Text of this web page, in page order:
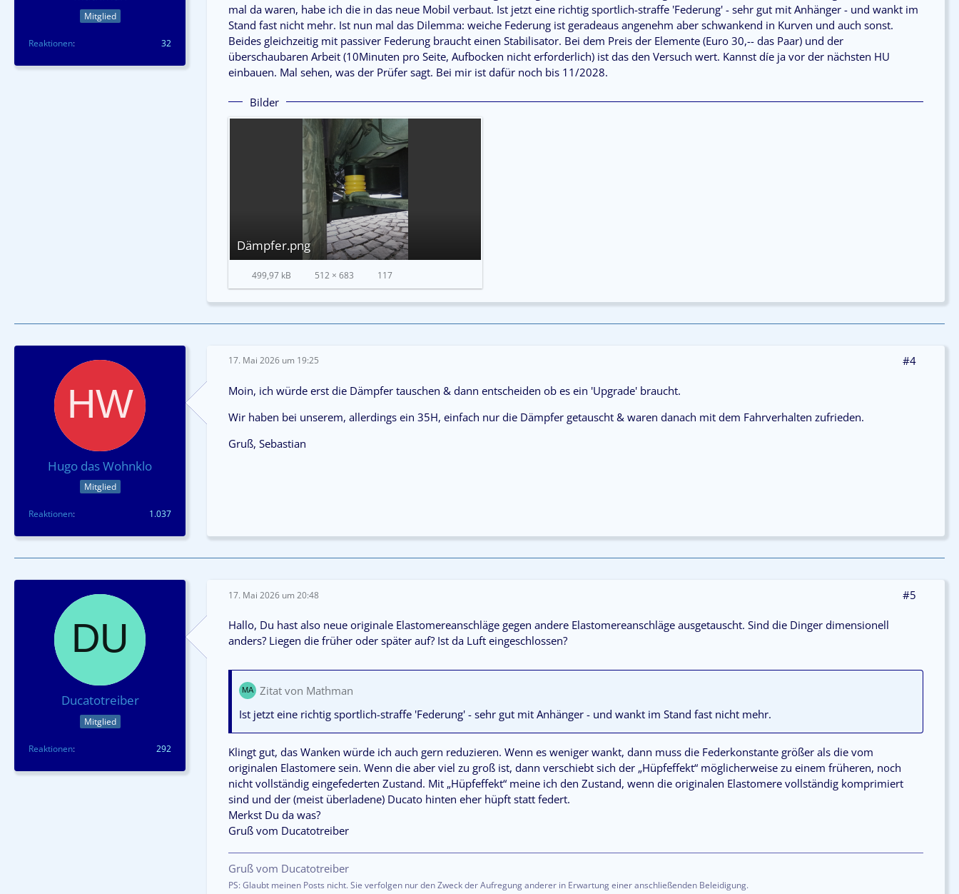
Mitglied
Reaktionen 32
mal da waren, habe ich die in das neue Mobil verbaut. Ist jetzt eine richtig sportlich-straffe 'Federung' - sehr gut mit Anhänger - und wankt im
Stand fast nicht mehr. Ist nun mal das Dilemma: weiche Federung ist geradeaus angenehm aber schwankend in Kurven und auch sonst.
Beides gleichzeitig mit passiver Federung braucht einen Stabilisator. Bei dem Preis der Elemente (Euro 30,-- das Paar) und der
überschaubaren Arbeit (10Minuten pro Seite, Aufbocken nicht erforderlich) ist das den Versuch wert. Kannst díe ja vor der nächsten HU
einbauen. Mal sehen, was der Prüfer sagt. Bei mir ist dafür noch bis 11/2028.
Bilder
Dämpfer.png
499,97 kB 512 × 683 117
Hugo das Wohnklo
Mitglied
Reaktionen 1.037
17. Mai 2026 um 19:25 #4
Moin, ich würde erst die Dämpfer tauschen & dann entscheiden ob es ein 'Upgrade' braucht.
Wir haben bei unserem, allerdings ein 35H, einfach nur die Dämpfer getauscht & waren danach mit dem Fahrverhalten zufrieden.
Gruß, Sebastian
Ducatotreiber
Mitglied
Reaktionen 292
17. Mai 2026 um 20:48 #5
Hallo, Du hast also neue originale Elastomereanschläge gegen andere Elastomereanschläge ausgetauscht. Sind die Dinger dimensionell
anders? Liegen die früher oder später auf? Ist da Luft eingeschlossen?
Zitat von Mathman
Ist jetzt eine richtig sportlich-straffe 'Federung' - sehr gut mit Anhänger - und wankt im Stand fast nicht mehr.
Klingt gut, das Wanken würde ich auch gern reduzieren. Wenn es weniger wankt, dann muss die Federkonstante größer als die vom
originalen Elastomere sein. Wenn die aber viel zu groß ist, dann verschiebt sich der „Hüpfeffekt“ möglicherweise zu einem früheren, noch
nicht vollständig eingefederten Zustand. Mit „Hüpfeffekt“ meine ich den Zustand, wenn die originalen Elastomere vollständig komprimiert
sind und der (meist überladene) Ducato hinten eher hüpft statt federt.
Merkst Du da was?
Gruß vom Ducatotreiber
Gruß vom Ducatotreiber
PS: Glaubt meinen Posts nicht. Sie verfolgen nur den Zweck der Aufregung anderer in Erwartung einer anschließenden Beleidigung.